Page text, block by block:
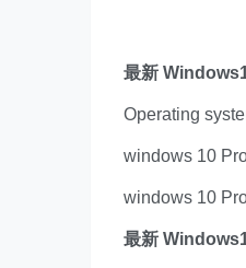
最新
Operating
windows 10
windows 10
最新